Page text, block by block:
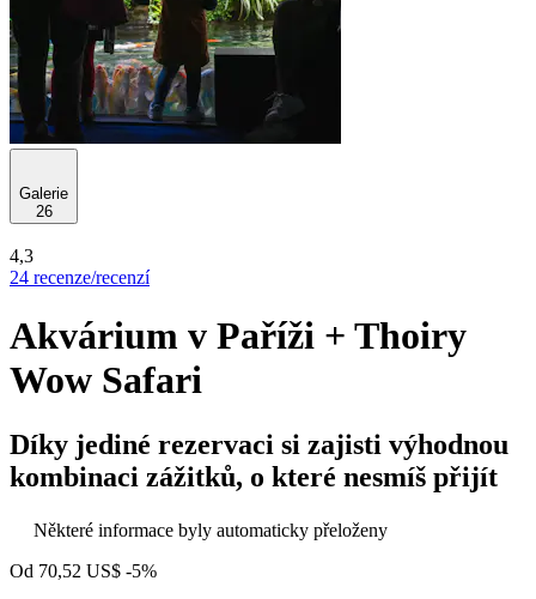
Galerie
26
4,3
24 recenze/recenzí
Akvárium v Paříži + Thoiry
Wow Safari
Díky jediné rezervaci si zajisti výhodnou
kombinaci zážitků, o které nesmíš přijít
Některé informace byly automaticky přeloženy
Od 70,52 US$ -5%